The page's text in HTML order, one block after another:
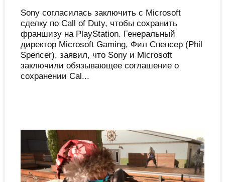
Sony согласилась заключить с Microsoft
сделку по Call of Duty, чтобы сохранить
франшизу на PlayStation. Генеральный
директор Microsoft Gaming, Фил Спенсер (Phil
Spencer), заявил, что Sony и Microsoft
заключили обязывающее соглашение о
сохранении Cal...